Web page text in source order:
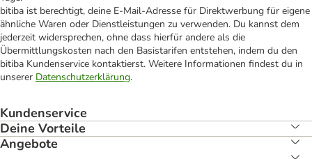
bitiba ist berechtigt, deine E-Mail-Adresse für Direktwerbung für eigene
ähnliche Waren oder Dienstleistungen zu verwenden. Du kannst dem
jederzeit widersprechen, ohne dass hierfür andere als die
Übermittlungskosten nach den Basistarifen entstehen, indem du den
bitiba Kundenservice kontaktierst. Weitere Informationen findest du in
unserer Datenschutzerklärung.
Kundenservice
Deine Vorteile
Angebote